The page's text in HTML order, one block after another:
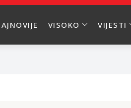
VISOKO VIJESTI